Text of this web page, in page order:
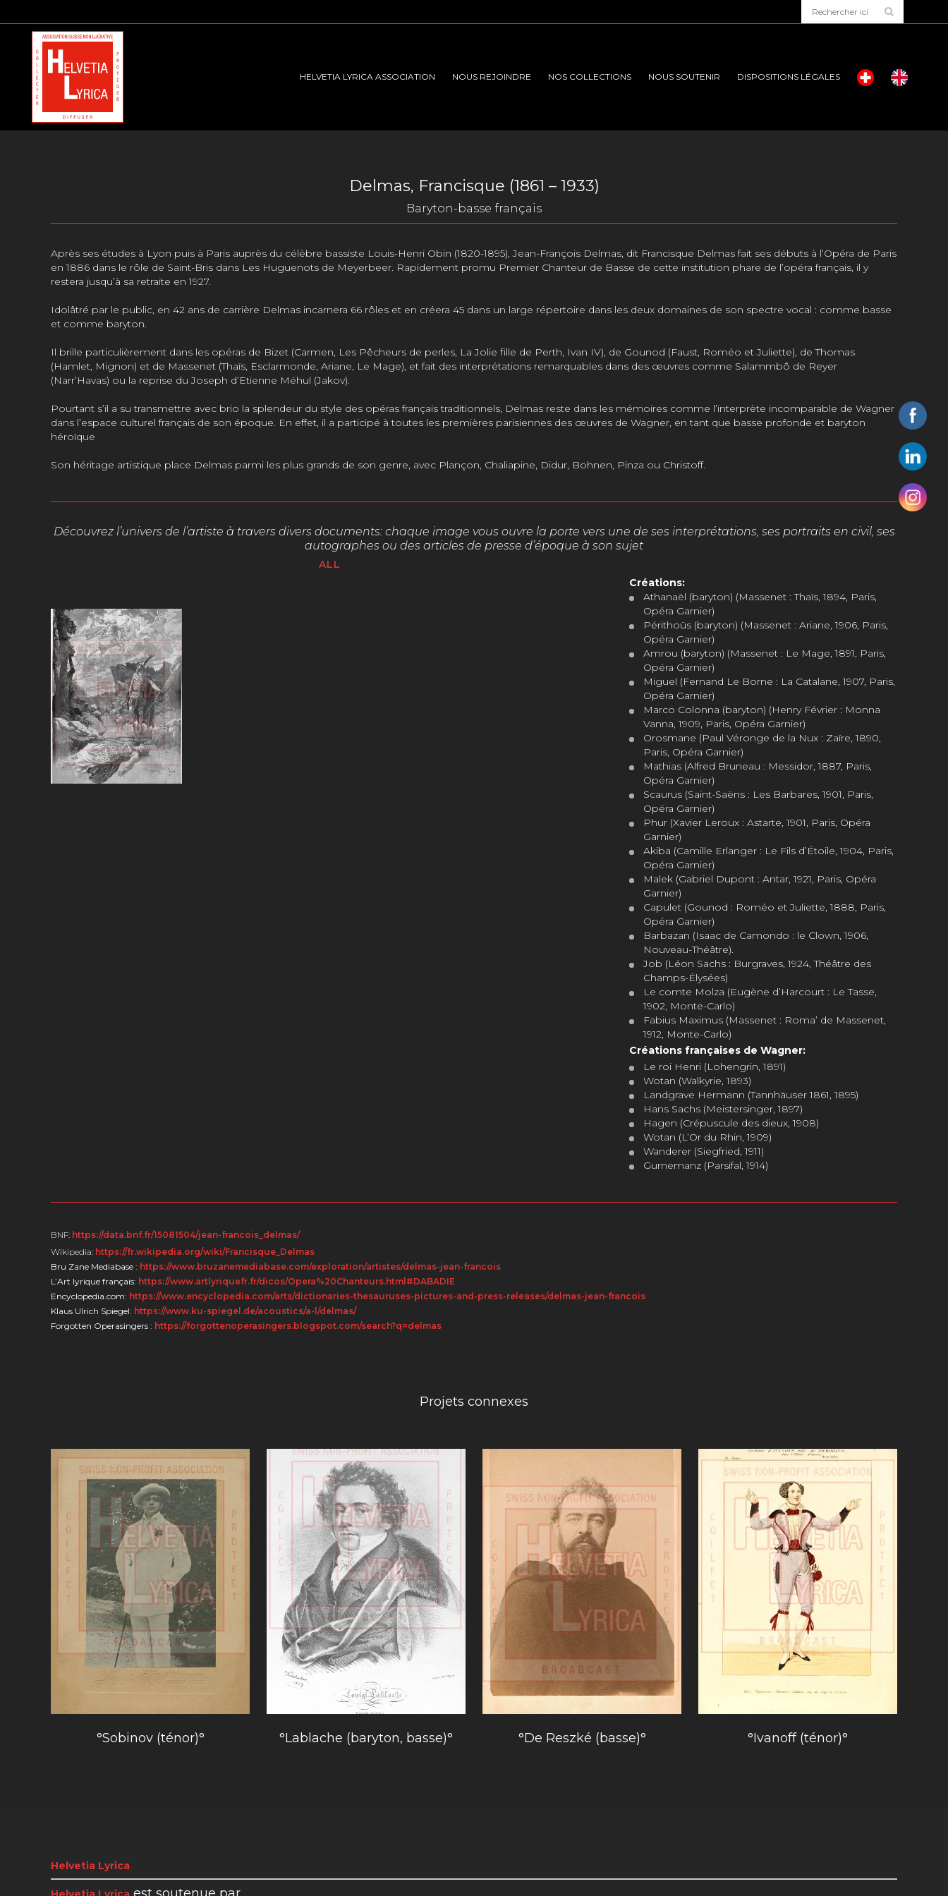
HELVETIA LYRICA ASSOCIATION NOUS REJOINDRE NOS COLLECTIONS NOUS SOUTENIR DISPOSITIONS LÉGALES
Delmas, Francisque (1861 –1933)
Baryton-basse français
Après ses études à Lyon puis à Paris auprès du célèbre bassiste Louis-Henri Obin (1820-1895),Jean-François Delmas, dit Francisque Delmasfait ses débuts à l’Opéra de Paris
en 1886 dans le rôle de Saint-Bris dans Les Huguenots de Meyerbeer. Rapidement promu Premier Chanteur de Basse de cette institution phare de l’opéra français, il y
restera jusqu’à sa retraite en 1927.
Idolâtré par le public, en 42 ans de carrière Delmas incarnera 66 rôles et en créera 45 dans un large répertoire dans les deux domaines de son spectre vocal : comme basse
et comme baryton.
Il brille particulièrement dans les opéras de Bizet (Carmen, Les Pêcheurs de perles, La Jolie fille de Perth, Ivan IV), de Gounod (Faust, Roméo et Juliette), de Thomas
(Hamlet, Mignon) et de Massenet (Thaïs, Esclarmonde, Ariane, Le Mage), et fait des interprétations remarquables dans des œuvres comme Salammbô de Reyer
(Narr’Havas) ou la reprise du Joseph d’Etienne Méhul (Jakov).
Pourtant s’il a su transmettre avec brio la splendeur du style des opéras français traditionnels, Delmas reste dans les mémoires comme l’interprète incomparable de Wagner
dans l’espace culturel français de son époque. En effet, il a participé à toutes les premières parisiennes des œuvres de Wagner, en tant que basse profonde et baryton
héroïque
Son héritage artistique place Delmas parmi les plus grands de son genre, avec Plançon, Chaliapine, Didur, Bohnen, Pinza ou Christoff.
Découvrez l’univers de l’artiste à travers divers documents: chaque image vous ouvre la porte vers une de ses interprétations, ses portraits en civil, ses
autographes ou des articles de presse d’époque à son sujet
ALL
Wagner, Walküre,
Delmas
VIEW
Créations:
Athanaël (baryton) (Massenet : Thaïs, 1894, Paris,
Opéra Garnier)
Périthoüs (baryton) (Massenet : Ariane, 1906, Paris,
Opéra Garnier)
Amrou (baryton) (Massenet : Le Mage, 1891, Paris,
Opéra Garnier)
Miguel (Fernand Le Borne : La Catalane, 1907, Paris,
Opéra Garnier)
Marco Colonna (baryton) (Henry Février : Monna
Vanna, 1909, Paris, Opéra Garnier)
Orosmane (Paul Véronge de la Nux : Zaïre, 1890,
Paris, Opéra Garnier)
Mathias (Alfred Bruneau : Messidor, 1887, Paris,
Opéra Garnier)
Scaurus (Saint-Saëns : Les Barbares, 1901, Paris,
Opéra Garnier)
Phur (Xavier Leroux : Astarte, 1901, Paris, Opéra
Garnier)
Akiba (Camille Erlanger : Le Fils d’Étoile, 1904, Paris,
Opéra Garnier)
Malek (Gabriel Dupont : Antar, 1921, Paris, Opéra
Garnier)
Capulet (Gounod : Roméo et Juliette, 1888, Paris,
Opéra Garnier)
Barbazan (Isaac de Camondo : le Clown, 1906,
Nouveau-Théâtre).
Job (Léon Sachs : Burgraves, 1924, Théâtre des
Champs-Élysées)
Le comte Molza (Eugène d’Harcourt : Le Tasse,
1902, Monte-Carlo)
Fabius Maximus (Massenet : Roma’ de Massenet,
1912, Monte-Carlo)
Créations françaises de Wagner:
Le roi Henri (Lohengrin, 1891)
Wotan (Walkyrie, 1893)
Landgrave Hermann (Tannhäuser 1861, 1895)
Hans Sachs (Meistersinger, 1897)
Hagen (Crépuscule des dieux, 1908)
Wotan (L’Or du Rhin, 1909)
Wanderer (Siegfried, 1911)
Gurnemanz (Parsifal, 1914)
BNF: https://data.bnf.fr/15081504/jean-francois_delmas/
Wikipedia: https://fr.wikipedia.org/wiki/Francisque_Delmas
Bru Zane Mediabase : https://www.bruzanemediabase.com/exploration/artistes/delmas-jean-francois
L’Art lyrique français: https://www.artlyriquefr.fr/dicos/Opera%20Chanteurs.html#DABADIE
Encyclopedia.com: https://www.encyclopedia.com/arts/dictionaries-thesauruses-pictures-and-press-releases/delmas-jean-francois
Klaus Ulrich Spiegel: https://www.ku-spiegel.de/acoustics/a-l/delmas/
Forgotten Operasingers : https://forgottenoperasingers.blogspot.com/search?q=delmas
Projets connexes
VUE
°Sobinov (ténor)°
VUE
°Lablache (baryton, basse)°
VUE
°De Reszké (basse)°
VUE
°Ivanoff (ténor)°
Helvetia Lyrica